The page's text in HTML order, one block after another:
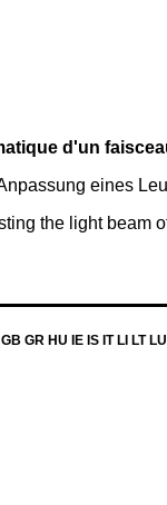
d'un
eines
the light beam
GR HU IE IS IT LI LT